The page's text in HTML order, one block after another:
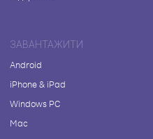
ЗАВАНТАЖИТИ
Android
iPhone & iPad
Windows PC
Mac